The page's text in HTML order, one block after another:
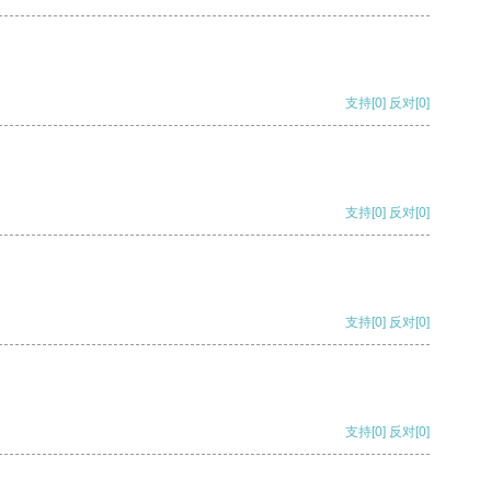
支持[0] 反对[0]
支持[0] 反对[0]
支持[0] 反对[0]
支持[0] 反对[0]